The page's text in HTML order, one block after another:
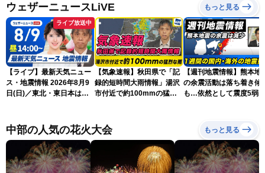
ウェザーニュースLiVE もっと見る
ライブ放送中
【ライブ】最新天気ニュー
ス・地震情報 2026年8月9
日(日)／東北・東日本は急
小川千奈／芳野達郎〉
【気象速報】秋田県で「記
録的短時間大雨情報」湯沢
市付近で約100mmの猛烈
【週刊地震情報】熊本地
の余震活動は落ち着き傾
も…依然として震度5弱警
中部の人気の花火大会 もっと見る